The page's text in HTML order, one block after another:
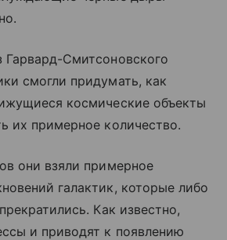
Гарвард-Смитсоновского
смогли придумать, как
космические объекты
их примерное количество.
они взяли примерное
галактик, которые либо
Как известно,
и приводят к появлению